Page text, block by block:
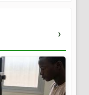
›